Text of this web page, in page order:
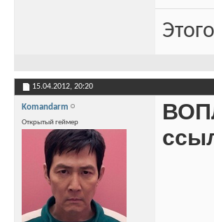
15.04.2012, 20:20
Komandarm
Открытый геймер